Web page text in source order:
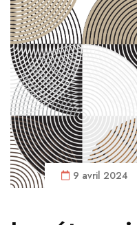
9 avril 2024